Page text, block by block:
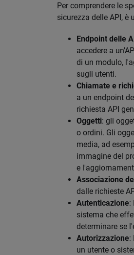
Per comprendere le
sicurezza delle API,
Endpoint delle
accedere a
di un modulo,
sugli utenti.
Chiamate e
a un endpoint
richiesta API
Oggetti: gli
o ordini. Gli
media, ad
immagine del
e
Associazione
dalle richieste
Autenticazione:
sistema che
determinare se
Autorizzazione:
un utente o